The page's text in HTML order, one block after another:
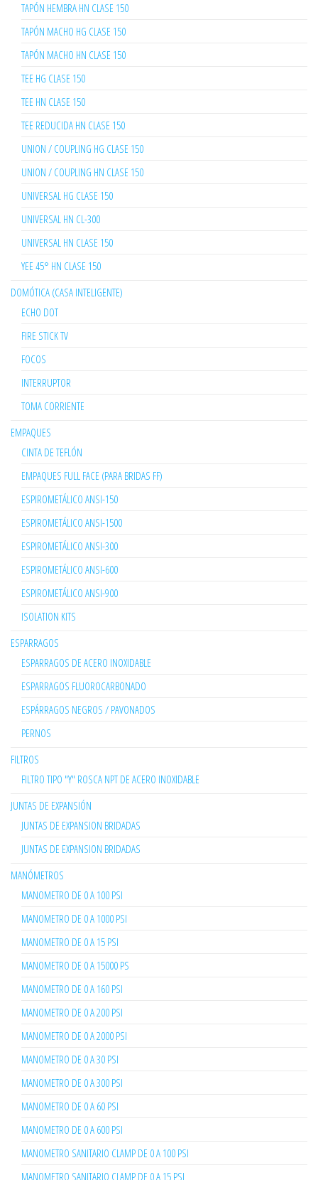
TAPÓN HEMBRA HN CLASE 150
TAPÓN MACHO HG CLASE 150
TAPÓN MACHO HN CLASE 150
TEE HG CLASE 150
TEE HN CLASE 150
TEE REDUCIDA HN CLASE 150
UNION / COUPLING HG CLASE 150
UNION / COUPLING HN CLASE 150
UNIVERSAL HG CLASE 150
UNIVERSAL HN CL-300
UNIVERSAL HN CLASE 150
YEE 45° HN CLASE 150
DOMÓTICA (CASA INTELIGENTE)
ECHO DOT
FIRE STICK TV
FOCOS
INTERRUPTOR
TOMA CORRIENTE
EMPAQUES
CINTA DE TEFLÓN
EMPAQUES FULL FACE (PARA BRIDAS FF)
ESPIROMETÁLICO ANSI-150
ESPIROMETÁLICO ANSI-1500
ESPIROMETÁLICO ANSI-300
ESPIROMETÁLICO ANSI-600
ESPIROMETÁLICO ANSI-900
ISOLATION KITS
ESPARRAGOS
ESPARRAGOS DE ACERO INOXIDABLE
ESPARRAGOS FLUOROCARBONADO
ESPÁRRAGOS NEGROS / PAVONADOS
PERNOS
FILTROS
FILTRO TIPO "Y" ROSCA NPT DE ACERO INOXIDABLE
JUNTAS DE EXPANSIÓN
JUNTAS DE EXPANSION BRIDADAS
JUNTAS DE EXPANSION BRIDADAS
MANÓMETROS
MANOMETRO DE 0 A 100 PSI
MANOMETRO DE 0 A 1000 PSI
MANOMETRO DE 0 A 15 PSI
MANOMETRO DE 0 A 15000 PS
MANOMETRO DE 0 A 160 PSI
MANOMETRO DE 0 A 200 PSI
MANOMETRO DE 0 A 2000 PSI
MANOMETRO DE 0 A 30 PSI
MANOMETRO DE 0 A 300 PSI
MANOMETRO DE 0 A 60 PSI
MANOMETRO DE 0 A 600 PSI
MANOMETRO SANITARIO CLAMP DE 0 A 100 PSI
MANOMETRO SANITARIO CLAMP DE 0 A 15 PSI